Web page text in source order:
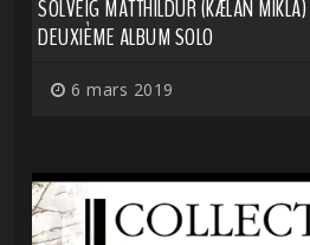
SÓLVEIG MATTHILDUR (KÆLAN
DEUXIÈME ALBUM SOLO
6 mars 2019